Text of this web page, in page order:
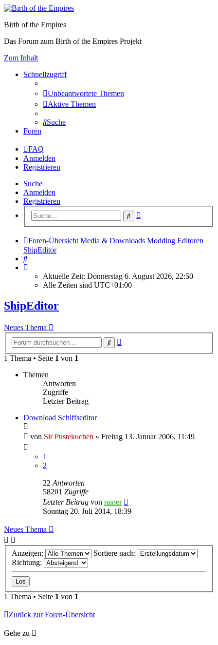
Birth of the Empires
Das Forum zum Birth of the Empires Projekt
Zum Inhalt
Schnellzugriff
Unbeantwortete Themen
Aktive Themen
Suche
Foren
FAQ
Anmelden
Registrieren
Suche
Anmelden
Registrieren
Suche
Foren-Übersicht Media & Downloads Modding Editoren
ShipEditor
Suche
Aktuelle Zeit: Donnerstag 6. August 2026, 22:50
Alle Zeiten sind UTC+01:00
ShipEditor
Neues Thema
Suche
1 Thema • Seite 1 von 1
Themen
Antworten
Zugriffe
Letzter Beitrag
Download Schiffseditor
von Sir Pustekuchen » Freitag 13. Januar 2006, 11:49
1
2
22 Antworten
58201 Zugriffe
Letzter Beitrag von rainer
Sonntag 20. Juli 2014, 18:39
Neues Thema
Anzeigen:
Sortiere nach:
Richtung:
1 Thema • Seite 1 von 1
Zurück zur Foren-Übersicht
Gehe zu